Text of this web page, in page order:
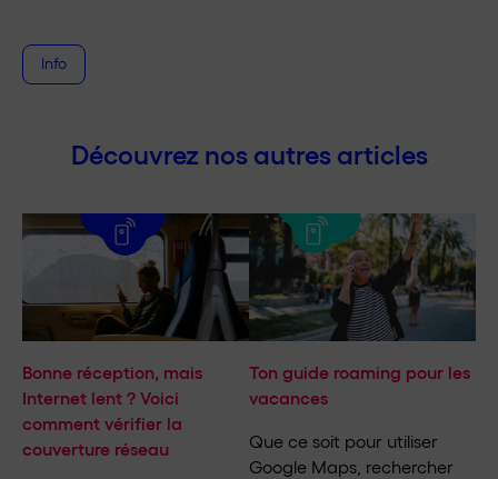
Info
Découvrez nos autres articles
Bonne réception, mais
Internet lent ? Voici
comment vérifier la
couverture réseau
Ton guide roaming pour les
vacances
Que ce soit pour utiliser
Google Maps, rechercher